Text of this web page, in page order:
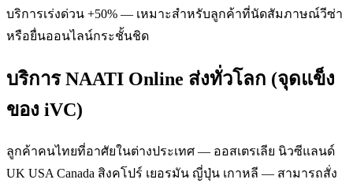
บริการเร่งด่วน +50% — เหมาะสำหรับลูกค้าที่นัดสัมภาษณ์วีซ่า
หรือยื่นออนไลน์กระชั้นชิด
บริการ NAATI Online ส่งทั่วโลก (จุดแข็ง
ของ iVC)
ลูกค้าคนไทยที่อาศัยในต่างประเทศ — ออสเตรเลีย นิวซีแลนด์
UK USA Canada สิงคโปร์ เยอรมัน ญี่ปุ่น เกาหลี — สามารถสั่ง